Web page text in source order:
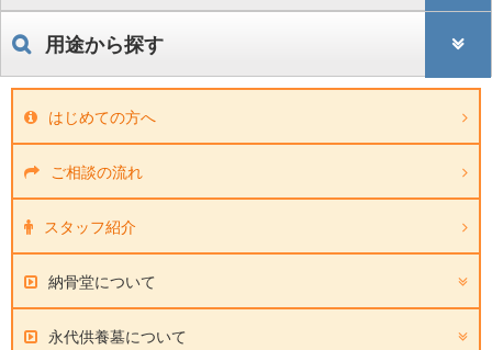
用途から探す
はじめての方へ
ご相談の流れ
スタッフ紹介
納骨堂について
永代供養墓について